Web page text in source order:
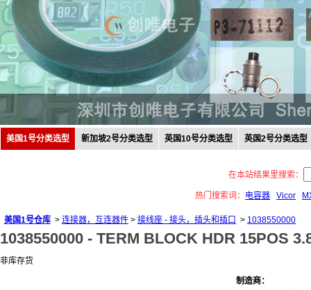
美国1号分类选型 新加坡2号分类选型 英国10号分类选型 英国2号分类选型
在本站结果里搜索：
热门搜索词： 电容器 Vicor
美国1号仓库 > 连接器，互连器件 > 接线座 - 接头，插头和插口 > 1038550000
1038550000 - TERM BLOCK HDR 15POS
非库存货
制造商：